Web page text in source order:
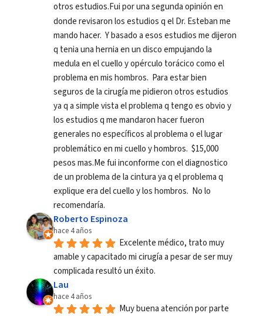
otros estudios.Fui por una segunda opinión en
donde revisaron los estudios q el Dr. Esteban me
mando hacer.  Y basado a esos estudios me dijeron
q tenia una hernia en un disco empujando la
medula en el cuello y opérculo torácico como el
problema en mis hombros.  Para estar bien
seguros de la cirugía me pidieron otros estudios
ya q a simple vista el problema q tengo es obvio y
los estudios q me mandaron hacer fueron
generales no específicos al problema o el lugar
problemático en mi cuello y hombros.  $15,000
pesos mas.Me fui inconforme con el diagnostico
de un problema de la cintura ya q el problema q
explique era del cuello y los hombros.  No lo
recomendaría.
Roberto Espinoza
hace 4 años
Excelente médico, trato muy
amable y capacitado mi cirugía a pesar de ser muy
complicada resultó un éxito.
Lau
hace 4 años
Muy buena atención por parte